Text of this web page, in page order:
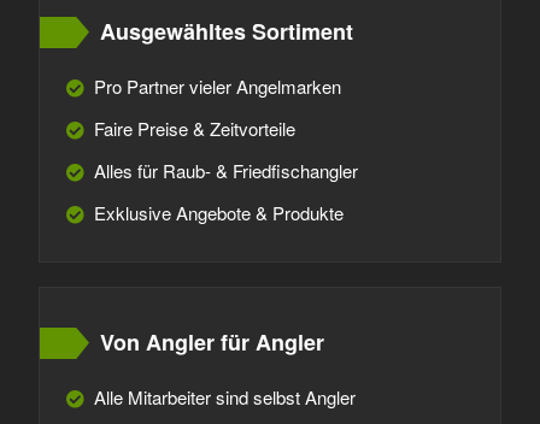
Ausgewähltes Sortiment
Pro Partner vieler Angelmarken
Faire Preise & Zeitvorteile
Alles für Raub- & Friedfischangler
Exklusive Angebote & Produkte
Von Angler für Angler
Alle Mitarbeiter sind selbst Angler